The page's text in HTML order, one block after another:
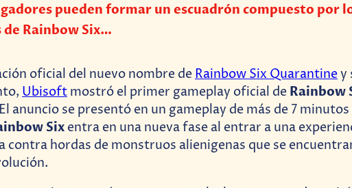
pueden formar un escuadrón compuesto por
de Rainbow Six…
oficial del nuevo nombre de Rainbow Six Quarantiney
Ubisoft mostró el primer gameplay oficial de Rainbow
anuncio se presentó en un gameplay de más de 7
Six entra en una nueva fase al entrar a una
contra hordas de monstruos alienigenas que se